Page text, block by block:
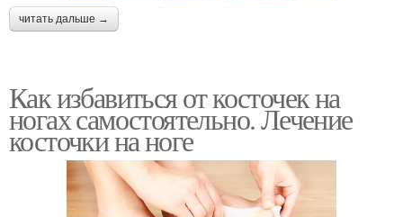
читать дальше →
Как избавиться от косточек на
ногах самостоятельно. Лечение
косточки на ноге